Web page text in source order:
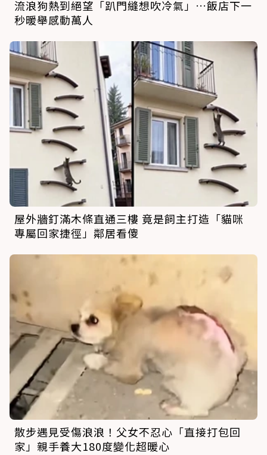
流浪狗熱到絕望「趴門縫想吹冷氣」…飯店下一
秒暖舉感動萬人
屋外牆釘滿木條直通三樓 竟是飼主打造「貓咪
專屬回家捷徑」鄰居看傻
散步遇見受傷浪浪！父女不忍心「直接打包回
家」親手養大180度變化超暖心